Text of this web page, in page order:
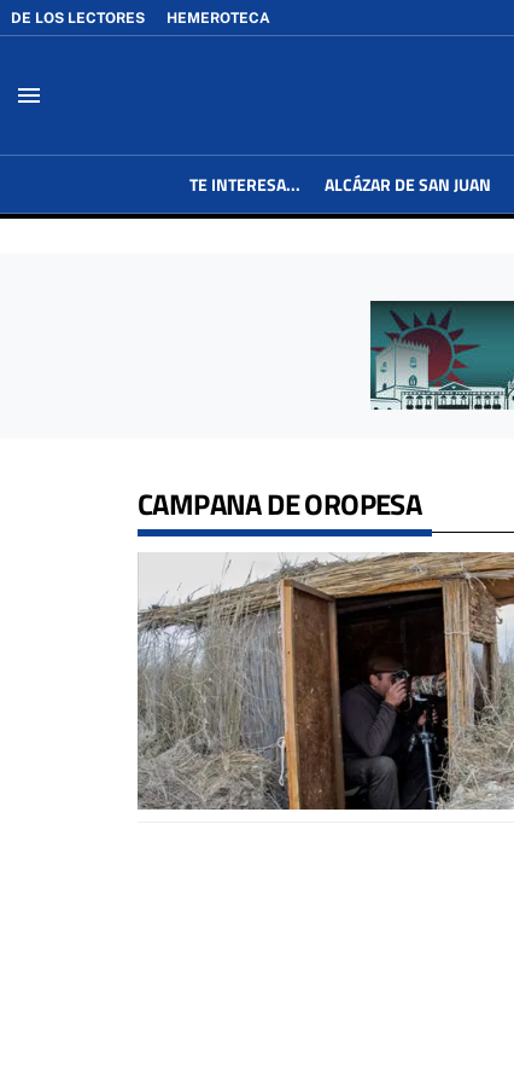
DE LOS LECTORES HEMEROTECA
menu
TE INTERESA... ALCÁZAR DE SAN JUAN
CAMPANA DE OROPESA